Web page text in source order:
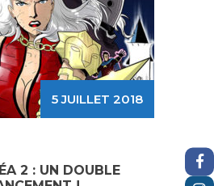
5 JUILLET 2018
2 : UN DOUBLE